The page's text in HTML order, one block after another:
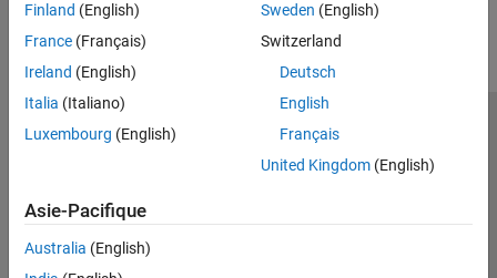
Finland (English)
France (Français)
Ireland (English)
Italia (Italiano)
Luxembourg (English)
Sweden (English)
Switzerland
Deutsch
English
Français
United Kingdom(English)
Asie-Pacifique
Australia (English)
Trust Center Marques déposées
Politique de confidentialité
Statut des applications
Contacts locaux